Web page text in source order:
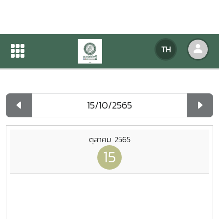
TH
ปฏิทินกิจกรรมของหน่วยงาน
ปฏิทินกิจกรรมของหน่วยงาน
ตุลาคม 2565
15